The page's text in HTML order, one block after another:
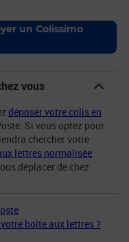
un Colissimo
vous
déposer votre colis en
Si vous optez pour
chercher votre
lettres normalisée.
déplacer de chez
boîte aux lettres ?